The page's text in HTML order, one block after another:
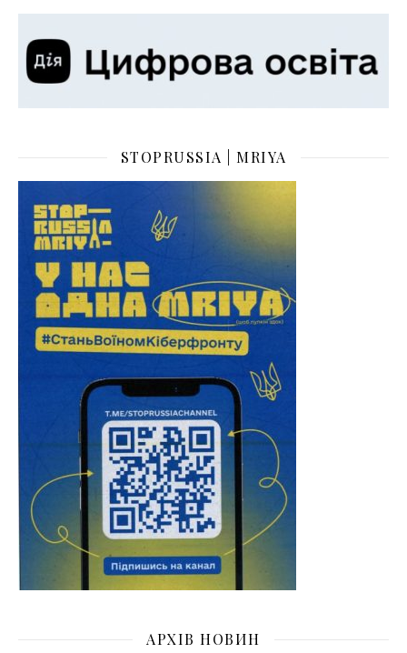
STOPRUSSIA | MRIYA
АРХІВ НОВИН